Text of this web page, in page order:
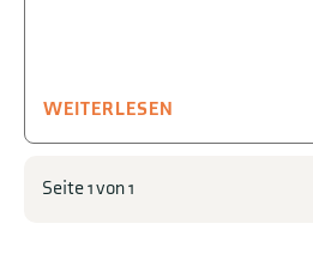
WEITERLESEN
Seite 1 von 1